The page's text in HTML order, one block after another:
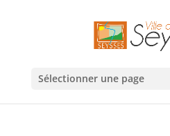
Sélectionner une page